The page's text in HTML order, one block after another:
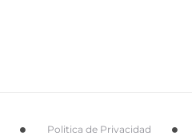
Politica de Privacidad